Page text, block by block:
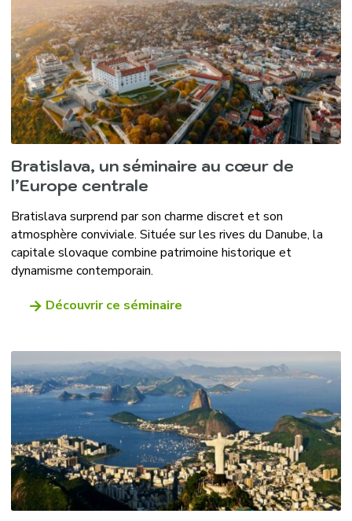
Bratislava, un séminaire au cœur de
l’Europe centrale
Bratislava surprend par son charme discret et son
atmosphère conviviale. Située sur les rives du Danube, la
capitale slovaque combine patrimoine historique et
dynamisme contemporain.
Découvrir ce séminaire